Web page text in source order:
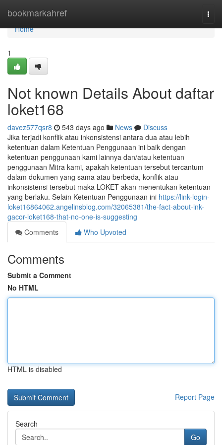
bookmarkahref
Home
Home
1
Not known Details About daftar
loket168
davez577qsr8 543 days ago News
Discuss
Jika terjadi konflik atau inkonsistensi antara dua atau lebih
ketentuan dalam Ketentuan Penggunaan ini baik dengan
ketentuan penggunaan kami lainnya dan/atau ketentuan
penggunaan Mitra kami, apakah ketentuan tersebut tercantum
dalam dokumen yang sama atau berbeda, konflik atau
inkonsistensi tersebut maka LOKET akan menentukan ketentuan
yang berlaku. Selain Ketentuan Penggunaan ini https://link-login-
loket16864062.angelinsblog.com/32065381/the-fact-about-lnk-
gacor-loket168-that-no-one-is-suggesting
Comments
Who Upvoted
Comments
Submit a Comment
No HTML
HTML is disabled
Report Page
Search
Go